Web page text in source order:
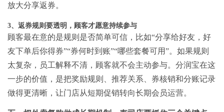
放大分享返券。
3、返券规则要透明，顾客才愿意持续参与
顾客最在意的是规则是否简单可信，比如“分享给好友，好
友下单后你得券”“券何时到账”“哪些套餐可用”。如果规则
太复杂，员工解释不清，顾客就不会主动参与。分润宝在这
一步的价值，是把奖励规则、推荐关系、券核销和分账记录
做得更清晰，让门店从短期促销转向长期会员运营。